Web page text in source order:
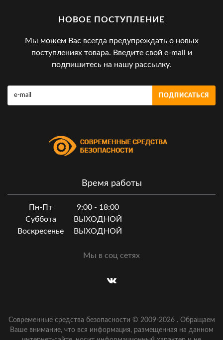
НОВОЕ ПОСТУПЛЕНИЕ
Мы можем Вас всегда предупреждать о новых
поступлениях товара. Введите свой e-mail и
подпишитесь на нашу рассылку.
ПОДПИСАТЬСЯ
Время работы
Пн-Пт
9:00 - 18:00
Суббота
ВЫХОДНОЙ
Воскресенье
ВЫХОДНОЙ
Мы в соц сетях
Современные средства безопасности © 2009-2026. Обращаем
Ваше внимание, что вся информация, размещенная на данном